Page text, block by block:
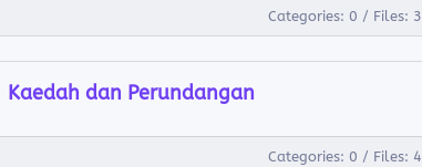
Categories: 0 / Files: 3
Kaedah dan Perundangan
Categories: 0 / Files: 4